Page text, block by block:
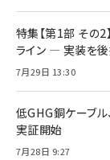
特集【第1部 その
ライン ― 実装を
7月29日 13:30
低GHG銅ケーブル
実証開始
7月28日 9:27